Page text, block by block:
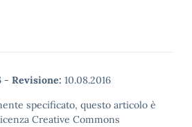
- Revisione: 10.08.2016
specificato, questo articolo è
Creative Commons